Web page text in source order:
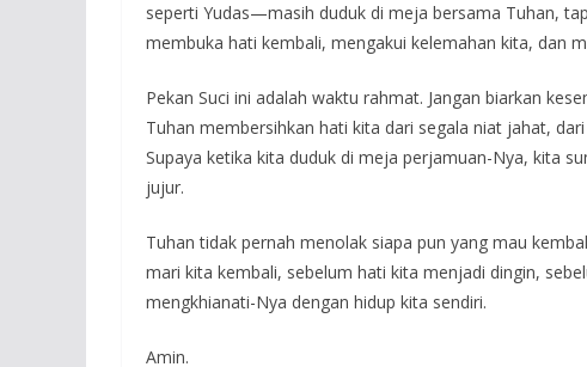
seperti Yudas—masih duduk di meja bersama Tuhan,
membuka hati kembali, mengakui kelemahan kita, dan
Pekan Suci ini adalah waktu rahmat. Jangan biarkan
Tuhan membersihkan hati kita dari segala niat jahat,
Supaya ketika kita duduk di meja perjamuan-Nya, kita
jujur.
Tuhan tidak pernah menolak siapa pun yang mau
mari kita kembali, sebelum hati kita menjadi dingin,
mengkhianati-Nya dengan hidup kita sendiri.
Amin.